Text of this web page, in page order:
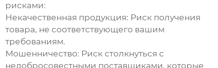
рисками:
Некачественная продукция: Риск получения
товара, не соответствующего вашим
требованиям.
Мошенничество: Риск столкнуться с
недобросовестными поставщиками, которые